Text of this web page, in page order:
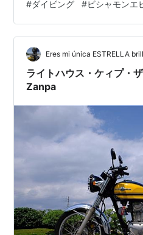
写真は 『ビシャモンエビ』
だけで、久しぶりに見ること
ツにいることが多く、今回も
てみた。 ビシャモンエビ
だいるのかなぁ〜〜〜
#ダイビング #ビシャモンエ
Eres mi única ESTRELLA
ライトハウス・ケィプ・ザンパ
Zanpa